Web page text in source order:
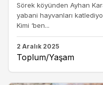
Sörek köyünden Ayhan
yabani hayvanları
Kimi ‘ben...
2 Aralık 2025
Toplum/Yaşam